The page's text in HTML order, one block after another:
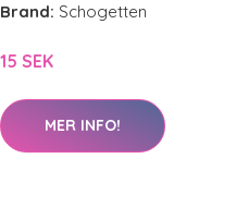
Brand: Schogetten
15 SEK
MER INFO!